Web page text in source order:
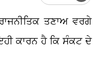
ਤਣਾਅ ਵਰਗੇ
ਕਾਰਨ ਹੈ ਕਿ ਸੰਕਟ ਦੇ